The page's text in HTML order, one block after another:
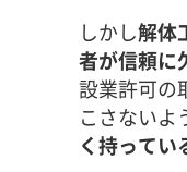
しかし解体
者が信頼に
設業許可の
こさないよ
く持ってい